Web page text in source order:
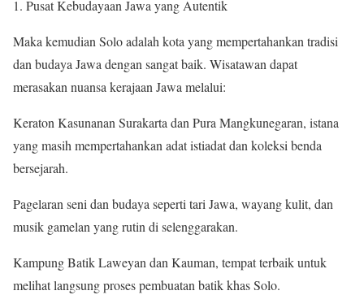
Pusat Kebudayaan Jawa yang Autentik
Maka kemudian Solo adalah kota yang mempertahankan tradisi
dan budaya Jawa dengan sangat baik. Wisatawan dapat
merasakan nuansa kerajaan Jawa melalui:
Keraton Kasunanan Surakarta dan Pura Mangkunegaran, istana
yang masih mempertahankan adat istiadat dan koleksi benda
bersejarah.
Pagelaran seni dan budaya seperti tari Jawa, wayang kulit, dan
musik gamelan yang rutin di selenggarakan.
Kampung Batik Laweyan dan Kauman, tempat terbaik untuk
melihat langsung proses pembuatan batik khas Solo.